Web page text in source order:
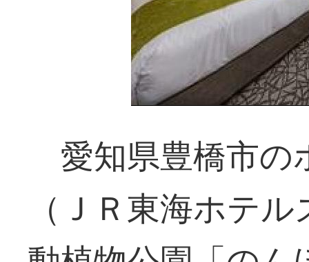
愛知県豊橋市の
（ＪＲ東海ホテ